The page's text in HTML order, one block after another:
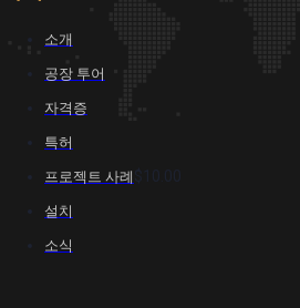
소개
공장 투어
자격증
특허
프로젝트 사례 $10.00
설치
소식